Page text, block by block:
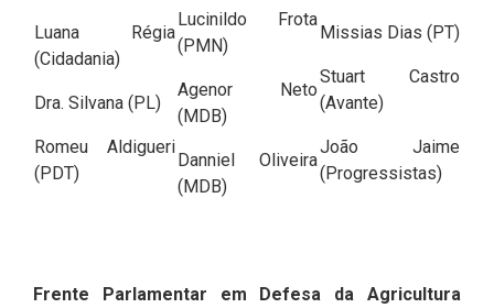
Luana Régia
(Cidadania)
Dra. Silvana (PL)
Romeu Aldigueri
(PDT)
Lucinildo Frota
(PMN)
Agenor Neto
(MDB)
Danniel Oliveira
(MDB)
Missias Dias (PT)
Stuart Castro
(Avante)
João Jaime
(Progressistas)
Frente Parlamentar em Defesa da Agricultura